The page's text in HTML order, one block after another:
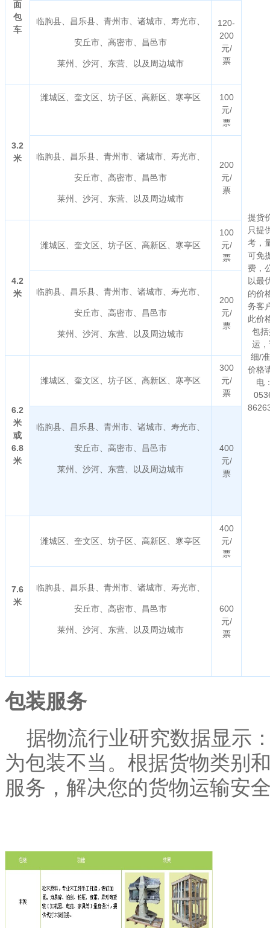
面
包
车
提货
只提
考，
可免
费，
以最
的价
务客
此价
包
运
细/
价格
电
临朐县、昌乐县、青州市、诸城市、寿光市、
安丘市、高密市、昌邑市
莱州、沙河、东营、以及周边城市
120-
200
元/
票
3.2
米
潍城区、奎文区、坊子区、高新区、寒亭区
100
元/
票
临朐县、昌乐县、青州市、诸城市、寿光市、
安丘市、高密市、昌邑市
莱州、沙河、东营、以及周边城市
200
元/
票
4.2
米
潍城区、奎文区、坊子区、高新区、寒亭区
100
元/
票
临朐县、昌乐县、青州市、诸城市、寿光市、
安丘市、高密市、昌邑市
莱州、沙河、东营、以及周边城市
200
元/
票
6.2
米
或
6.8
米
潍城区、奎文区、坊子区、高新区、寒亭区
300
元/
票
临朐县、昌乐县、青州市、诸城市、寿光市、
安丘市、高密市、昌邑市
莱州、沙河、东营、以及周边城市
400
元/
票
7.6
米
潍城区、奎文区、坊子区、高新区、寒亭区
400
元/
票
临朐县、昌乐县、青州市、诸城市、寿光市、
安丘市、高密市、昌邑市
莱州、沙河、东营、以及周边城市
600
元/
票
包装服务
据物流行业研究数据显示
为包装不当。根据货物类别
服务，解决您的货物运输安